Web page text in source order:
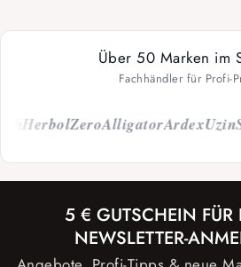
Über 50 Marken im
Fachhändler für Profi-
HerbolZeroAlligatorArdexUzin
5 € GUTSCHEIN FÜR
NEWSLETTER-